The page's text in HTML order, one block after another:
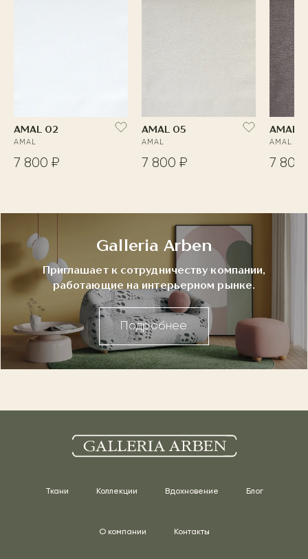
AMAL 02
AMAL
7 800 ₽
AMAL 05
AMAL
7 800 ₽
AMAL
AMAL
7 800
Galleria Arben
Приглашает к сотрудничеству компании,
работающие на интерьерном рынке.
Подробнее
Ткани Коллекции Вдохновение Блог
О компании Контакты